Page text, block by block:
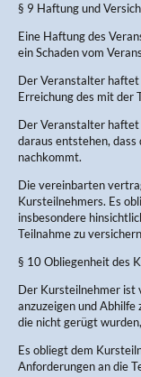
§ 9 Haftung und
Eine Haftung des
ein Schaden vom
Der Veranstalter haftet
Erreichung des mit der
Der Veranstalter haftet
daraus entstehen,
nachkommt.
Die vereinbarten
Kursteilnehmers. Es
insbesondere
Teilnahme zu
§ 10 Obliegenheit des
Der Kursteilnehmer ist
anzuzeigen und
die nicht gerügt
Es obliegt dem
Anforderungen an die